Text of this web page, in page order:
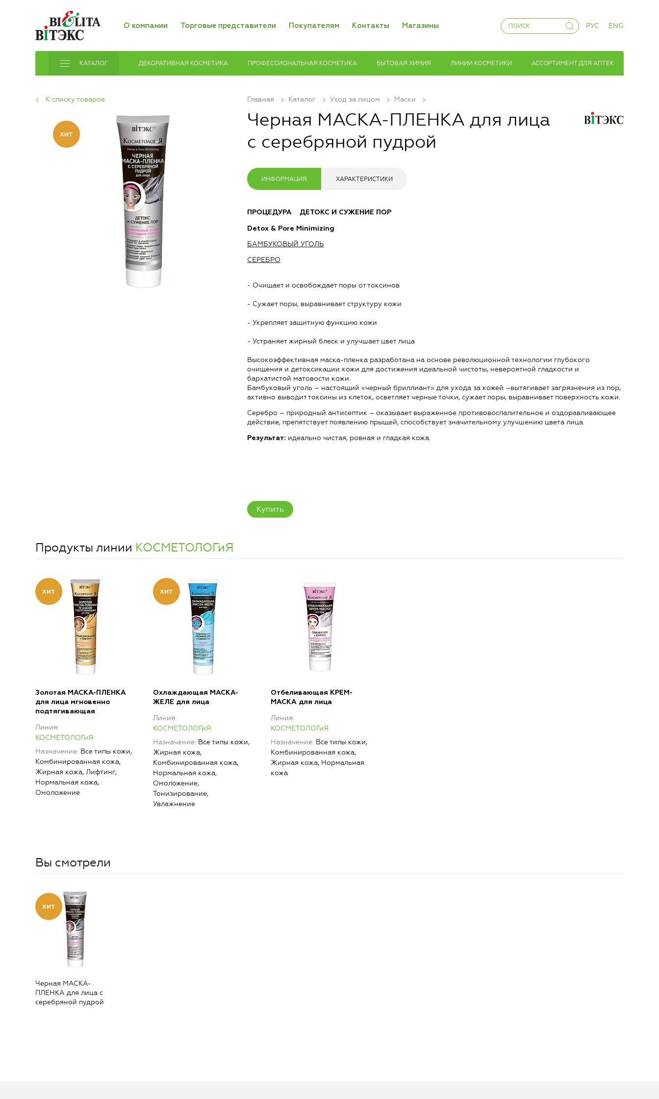
О компании Торговые представители Покупателям Контакты Магазины РУС ENG
КАТАЛОГ ДЕКОРАТИВНАЯ КОСМЕТИКА ПРОФЕССИОНАЛЬНАЯ КОСМЕТИКА БЫТОВАЯ ХИМИЯ ЛИНИИ КОСМЕТИКИ АССОРТИМЕНТ ДЛЯ АПТЕК
Главная Каталог Уход за лицом Маски
К списку товаров
Черная МАСКА-ПЛЕНКА для лица
с серебряной пудрой
ИНФОРМАЦИЯ ХАРАКТЕРИСТИКИ
ПРОЦЕДУРА ДЕТОКС И СУЖЕНИЕ ПОР
Detox & Pore Minimizing
БАМБУКОВЫЙ УГОЛЬ
СЕРЕБРО
- Очищает и освобождает поры от токсинов
- Сужает поры, выравнивает структуру кожи
- Укрепляет защитную функцию кожи
- Устраняет жирный блеск и улучшает цвет лица
Высокоэффективная маска-пленка разработана на основе революционной технологии глубокого
очищения и детоксикации кожи для достижения идеальной чистоты, невероятной гладкости и
бархатистой матовости кожи.
Бамбуковый уголь – настоящий «черный бриллиант» для ухода за кожей –вытягивает загрязнения из пор,
активно выводит токсины из клеток, осветляет черные точки, сужает поры, выравнивает поверхность кожи.
Серебро – природный антисептик – оказывает выраженное противовоспалительное и оздоравливающее
действие, препятствует появлению прыщей, способствует значительному улучшению цвета лица.
Результат: идеально чистая, ровная и гладкая кожа.
Купить
Продукты линии КОСМЕТОЛОГиЯ
Золотая МАСКА-ПЛЕНКА
для лица мгновенно
подтягивающая
Линия
КОСМЕТОЛОГиЯ
Назначение Все типы кожи,
Комбинированная кожа,
Жирная кожа, Лифтинг,
Нормальная кожа,
Омоложение
Охлаждающая МАСКА-
ЖЕЛЕ для лица
Линия
КОСМЕТОЛОГиЯ
Назначение Все типы кожи,
Жирная кожа,
Комбинированная кожа,
Нормальная кожа,
Омоложение,
Тонизирование,
Увлажнение
Отбеливающая КРЕМ-
МАСКА для лица
Линия
КОСМЕТОЛОГиЯ
Назначение Все типы кожи,
Комбинированная кожа,
Жирная кожа, Нормальная
кожа
Вы смотрели
Черная МАСКА-
ПЛЕНКА для лица с
серебряной пудрой